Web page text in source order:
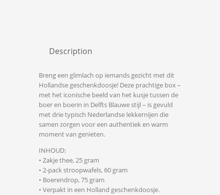
Description
Breng een glimlach op iemands gezicht met dit
Hollandse geschenkdoosje! Deze prachtige box –
met het iconische beeld van het kusje tussen de
boer en boerin in Delfts Blauwe stijl – is gevuld
met drie typisch Nederlandse lekkernijen die
samen zorgen voor een authentiek en warm
moment van genieten.
INHOUD:
• Zakje thee, 25 gram
• 2-pack stroopwafels, 60 gram
• Boerendrop, 75 gram
• Verpakt in een Holland geschenkdoosje.